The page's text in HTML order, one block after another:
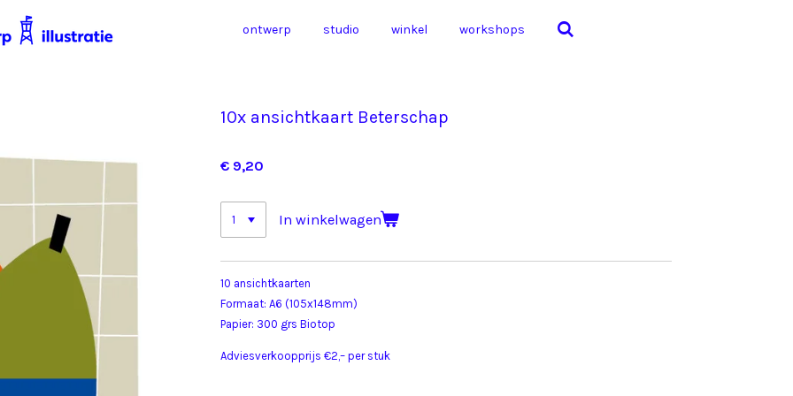
ontwerp studio winkel workshops
10x ansichtkaart Beterschap
€ 9,20
In winkelwagen
10 ansichtkaarten
Formaat: A6 (105x148mm)
Papier: 300 grs Biotop
Adviesverkoopprijs €2,– per stuk